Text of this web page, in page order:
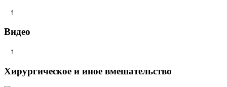
↑
Видео
↑
Хирургическое и иное вмешательство